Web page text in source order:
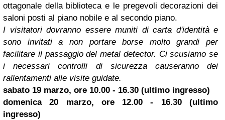
ottagonale della biblioteca e le pregevoli decorazioni dei
saloni posti al piano nobile e al secondo piano.
I visitatori dovranno essere muniti di carta d'identità e
sono invitati a non portare borse molto grandi per
facilitare il passaggio del metal detector. Ci scusiamo se
i necessari controlli di sicurezza causeranno dei
rallentamenti alle visite guidate.
sabato 19 marzo, ore 10.00 - 16.30 (ultimo ingresso)
domenica 20 marzo, ore 12.00 - 16.30 (ultimo
ingresso)